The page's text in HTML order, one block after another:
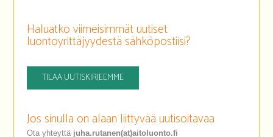
Haluatko viimeisimmät uutiset
luontoyrittäjyydestä sähköpostiisi?
TILAA UUTISKIRJEEMME
Jos sinulla on alaan liittyvää uutisoitavaa
Ota yhteyttä juha.rutanen(at)aitoluonto.fi